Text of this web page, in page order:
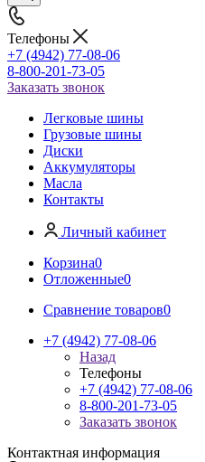
Телефоны
+7 (4942) 77-08-06
8-800-201-73-05
Заказать звонок
Легковые шины
Грузовые шины
Диски
Аккумуляторы
Масла
Контакты
Личный кабинет
Корзина0
Отложенные0
Сравнение товаров0
+7 (4942) 77-08-06
Назад
Телефоны
+7 (4942) 77-08-06
8-800-201-73-05
Заказать звонок
Контактная информация